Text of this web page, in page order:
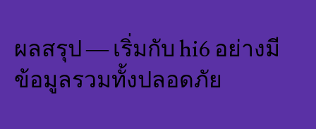
ผลสรุป — เริ่มกับ hi6 อย่างมี
ข้อมูลรวมทั้งปลอดภัย